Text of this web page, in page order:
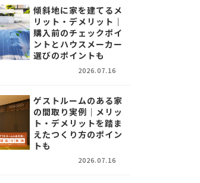
傾斜地に家を建てるメ
リット・デメリット｜
購入前のチェックポイ
ントとハウスメーカー
選びのポイントも
2026.07.16
ゲストルームのある家
の間取り実例｜メリッ
ト・デメリットを踏ま
えたつくり方のポイン
トも
2026.07.16